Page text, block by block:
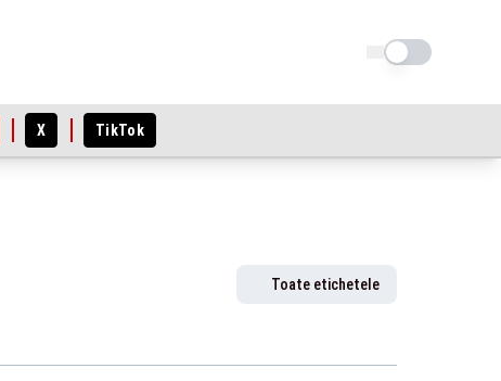
Schimba tema
X TikTok
Toate etichetele